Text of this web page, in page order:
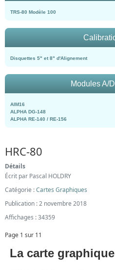
TRS-80 Modèle 100
Disquettes 5" et 8" d'Alignement
Modules A/
AIM16
ALPHA DG-148
ALPHA RE-140 / RE-156
HRC-80
Détails
Écrit par Pascal HOLDRY
Catégorie :Cartes Graphiques
Publication : 2 novembre 2018
Affichages : 34359
Page 1 sur 11
La carte graphique